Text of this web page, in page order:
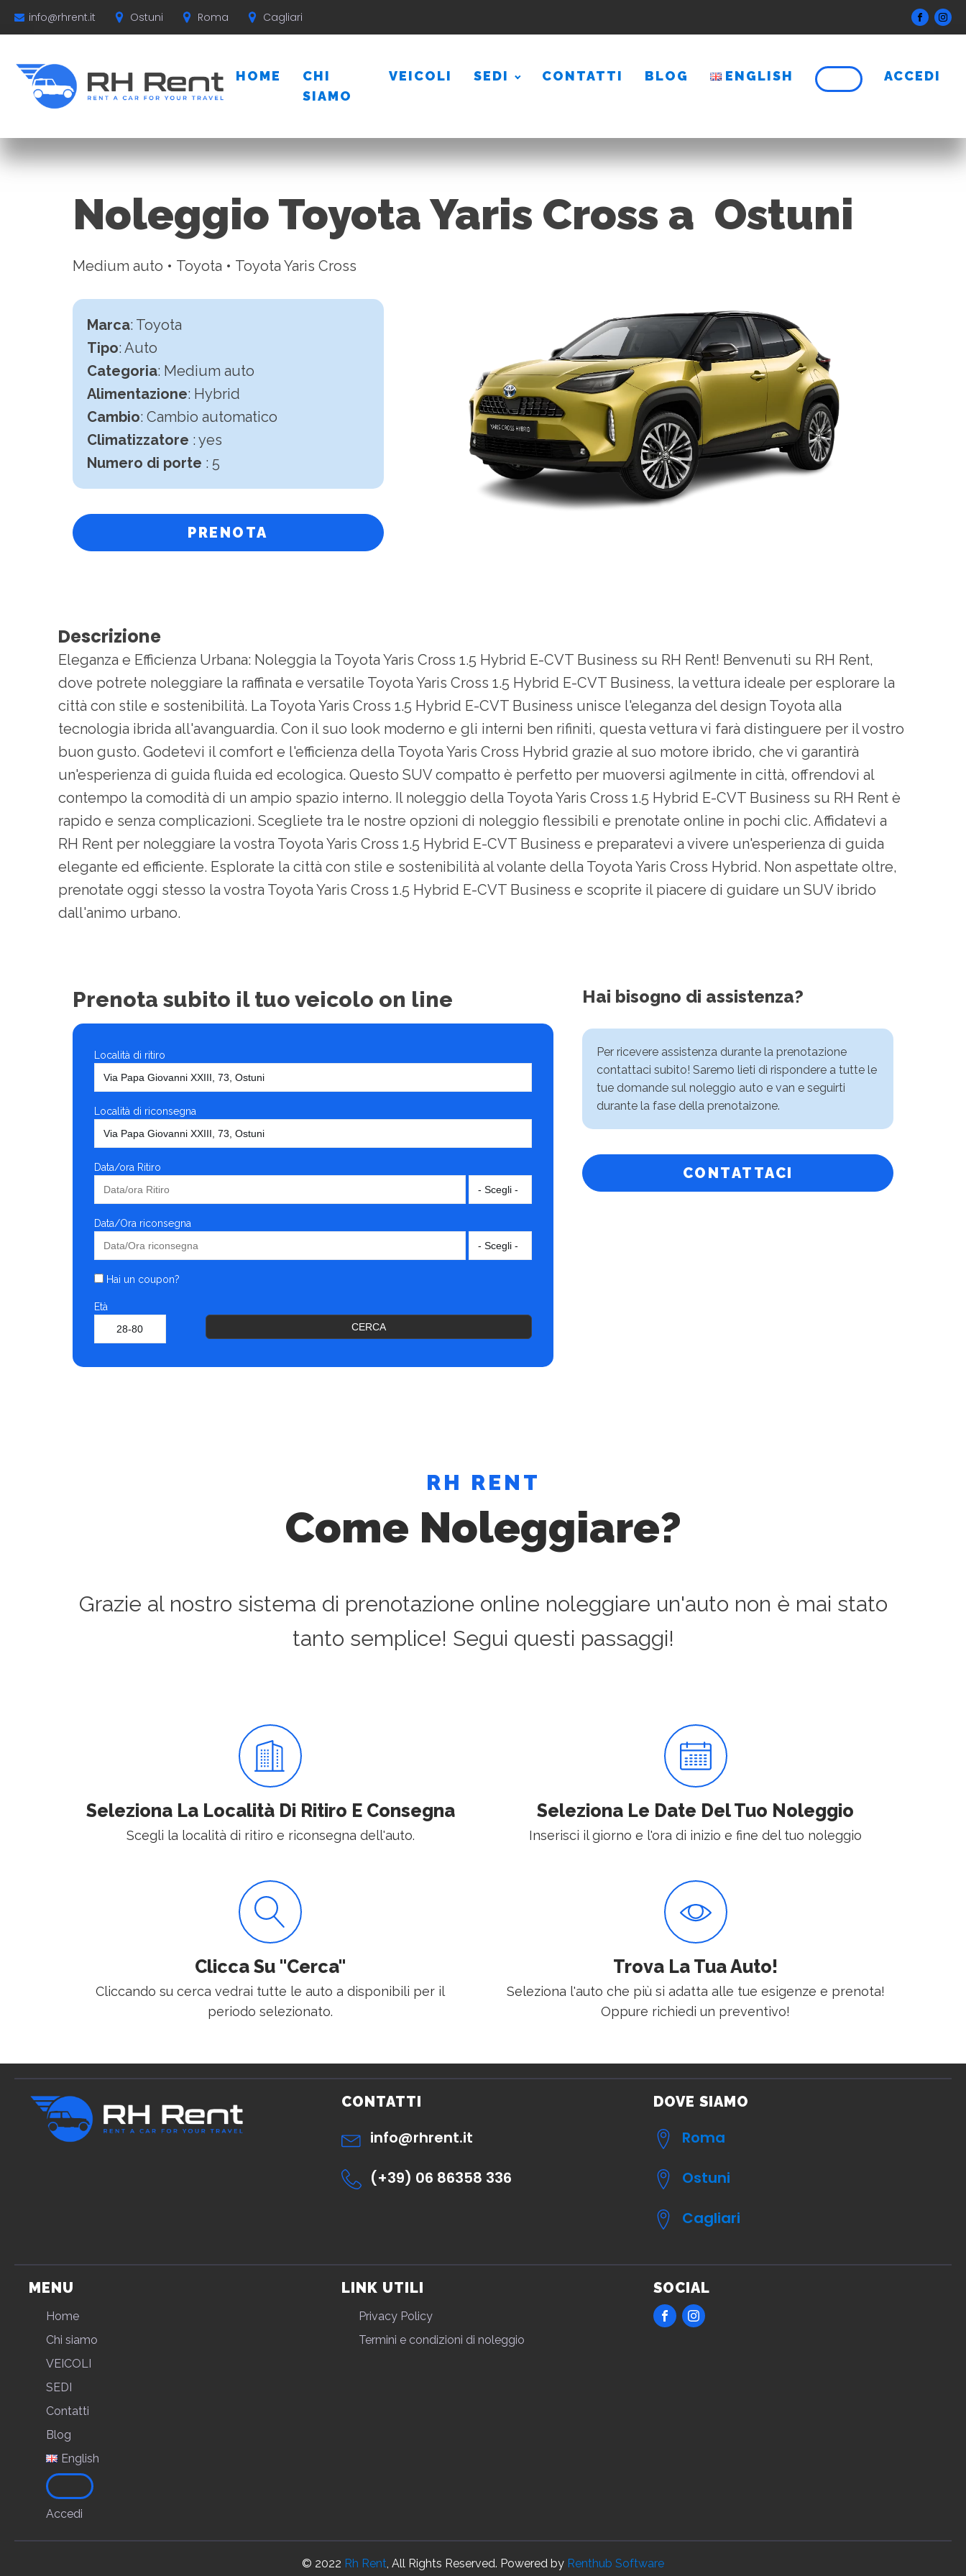
info@rhrent.it Ostuni Roma Cagliari
HOME
CHI
SIAMO
VEICOLI SEDI CONTATTI BLOG ENGLISH ACCEDI
Noleggio Toyota Yaris Cross a Ostuni
Medium auto • Toyota • Toyota Yaris Cross
Marca: Toyota
Tipo: Auto
Categoria: Medium auto
Alimentazione: Hybrid
Cambio: Cambio automatico
Climatizzatore : yes
Numero di porte : 5
PRENOTA
Descrizione
Eleganza e Efficienza Urbana: Noleggia la Toyota Yaris Cross 1.5 Hybrid E-CVT Business su RH Rent! Benvenuti su RH Rent,
dove potrete noleggiare la raffinata e versatile Toyota Yaris Cross 1.5 Hybrid E-CVT Business, la vettura ideale per esplorare la
città con stile e sostenibilità. La Toyota Yaris Cross 1.5 Hybrid E-CVT Business unisce l'eleganza del design Toyota alla
tecnologia ibrida all'avanguardia. Con il suo look moderno e gli interni ben rifiniti, questa vettura vi farà distinguere per il vostro
buon gusto. Godetevi il comfort e l'efficienza della Toyota Yaris Cross Hybrid grazie al suo motore ibrido, che vi garantirà
un'esperienza di guida fluida ed ecologica. Questo SUV compatto è perfetto per muoversi agilmente in città, offrendovi al
contempo la comodità di un ampio spazio interno. Il noleggio della Toyota Yaris Cross 1.5 Hybrid E-CVT Business su RH Rent è
rapido e senza complicazioni. Scegliete tra le nostre opzioni di noleggio flessibili e prenotate online in pochi clic. Affidatevi a
RH Rent per noleggiare la vostra Toyota Yaris Cross 1.5 Hybrid E-CVT Business e preparatevi a vivere un'esperienza di guida
elegante ed efficiente. Esplorate la città con stile e sostenibilità al volante della Toyota Yaris Cross Hybrid. Non aspettate oltre,
prenotate oggi stesso la vostra Toyota Yaris Cross 1.5 Hybrid E-CVT Business e scoprite il piacere di guidare un SUV ibrido
dall'animo urbano.
Prenota subito il tuo veicolo on line
Località di ritiro
Località di riconsegna
Data/ora Ritiro
Data/Ora riconsegna
Hai un coupon?
Età
CERCA
Hai bisogno di assistenza?
Per ricevere assistenza durante la prenotazione
contattaci subito! Saremo lieti di rispondere a tutte le
tue domande sul noleggio auto e van e seguirti
durante la fase della prenotaizone.
CONTATTACI
RH RENT
Come Noleggiare?
Grazie al nostro sistema di prenotazione online noleggiare un'auto non è mai stato
tanto semplice! Segui questi passaggi!
Seleziona La Località Di Ritiro E Consegna
Scegli la località di ritiro e riconsegna dell'auto.
Seleziona Le Date Del Tuo Noleggio
Inserisci il giorno e l'ora di inizio e fine del tuo noleggio
Clicca Su "Cerca"
Cliccando su cerca vedrai tutte le auto a disponibili per il
periodo selezionato.
Trova La Tua Auto!
Seleziona l'auto che più si adatta alle tue esigenze e prenota!
Oppure richiedi un preventivo!
CONTATTI
info@rhrent.it
(+39) 06 86358 336
DOVE SIAMO
Roma
Ostuni
Cagliari
MENU
Home
Chi siamo
VEICOLI
SEDI
Contatti
Blog
English
Accedi
LINK UTILI
Privacy Policy
Termini e condizioni di noleggio
SOCIAL
© 2022 Rh Rent, All Rights Reserved. Powered by Renthub Software